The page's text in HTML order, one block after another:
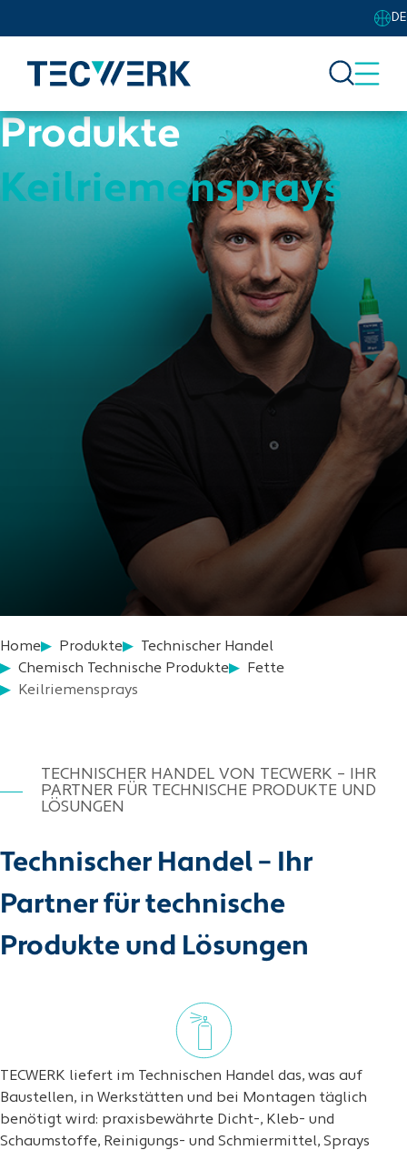
DE
Produkte
Keilriemensprays
Home Produkte
Technischer Handel
Chemisch Technische Produkte
Fette
Keilriemensprays
Technischer Handel – Ihr
Partner für technische
Produkte und Lösungen
TECHNISCHER HANDEL VON TECWERK – IHR
PARTNER FÜR TECHNISCHE PRODUKTE UND
LÖSUNGEN
TECWERK liefert im Technischen Handel das, was auf
Baustellen, in Werkstätten und bei Montagen täglich
benötigt wird: praxisbewährte Dicht-, Kleb- und
Schaumstoffe, Reinigungs- und Schmiermittel, Sprays